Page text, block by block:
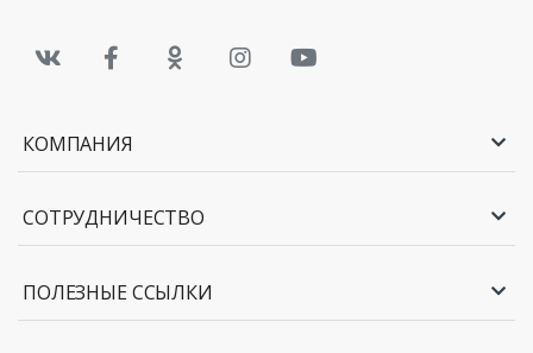
КОМПАНИЯ
СОТРУДНИЧЕСТВО
ПОЛЕЗНЫЕ ССЫЛКИ